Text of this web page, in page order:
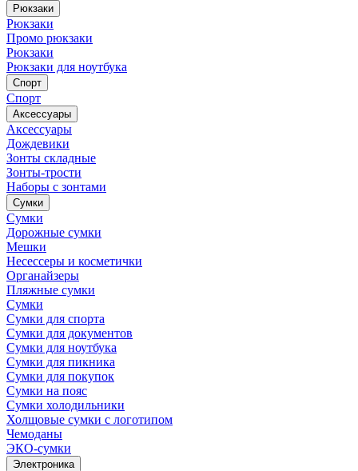
Рюкзаки
Рюкзаки
Промо рюкзаки
Рюкзаки
Рюкзаки для ноутбука
Спорт
Спорт
Аксессуары
Аксессуары
Дождевики
Зонты складные
Зонты-трости
Наборы с зонтами
Сумки
Сумки
Дорожные сумки
Мешки
Несессеры и косметички
Органайзеры
Пляжные сумки
Сумки
Сумки для спорта
Сумки для документов
Сумки для ноутбука
Сумки для пикника
Сумки для покупок
Сумки на пояс
Сумки холодильники
Холщовые сумки с логотипом
Чемоданы
ЭКО-сумки
Электроника